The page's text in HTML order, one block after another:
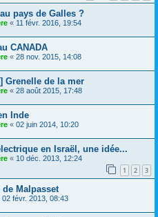
pays de Galles ?
« 11 févr. 2016, 19:54
CANADA
« 28 nov. 2015, 14:08
Grenelle de la mer
« 28 août 2015, 17:48
Inde
« 02 juin 2014, 10:20
en Israël, une idée...
« 10 déc. 2013, 12:24
1 2 3
de Malpasset
02 févr. 2013, 08:43